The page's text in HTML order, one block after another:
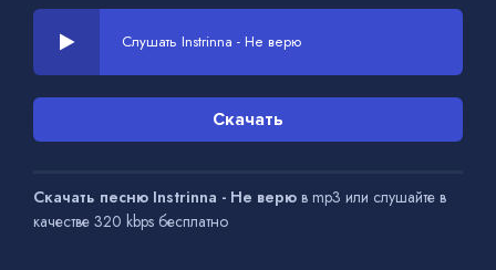
Слушать Instrinna - Не верю
Скачать
Скачать песню Instrinna - Не верю в mp3 или слушайте в
качестве 320 kbps бесплатно